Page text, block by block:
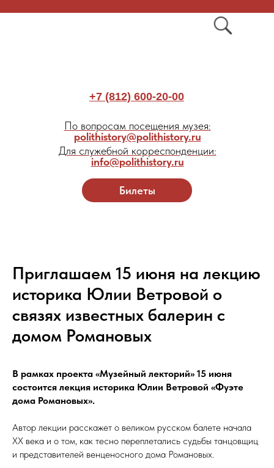
Билеты
+7 (812) 600-20-00
По вопросам посещения музея:
polithistory@polithistory.ru
Для служебной корреспонденции:
info@polithistory.ru
Приглашаем 15 июня на лекцию
историка Юлии Ветровой о
связях известных балерин с
домом Романовых
В рамках проекта «Музейный лекторий» 15 июня
состоится лекция историка Юлии Ветровой «Фуэте
дома Романовых».
Автор лекции расскажет о великом русском балете начала
ХХ века и о том, как тесно переплетались судьбы танцовщиц
и представителей венценосного дома Романовых.